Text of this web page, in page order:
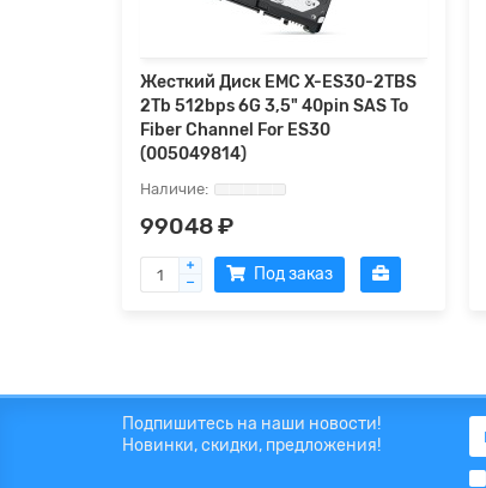
Жесткий Диск EMC X-ES30-2TBS
2Tb 512bps 6G 3,5" 40pin SAS To
Fiber Channel For ES30
(005049814)
99048 ₽
Под заказ
Подпишитесь на наши новости!
Новинки, скидки, предложения!